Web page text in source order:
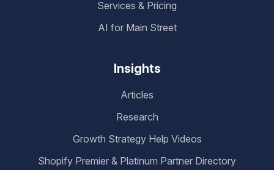
Services & Pricing
AI for Main Street
Insights
Articles
Research
Growth Strategy Help Videos
Shopify Premier & Platinum Partner Directory